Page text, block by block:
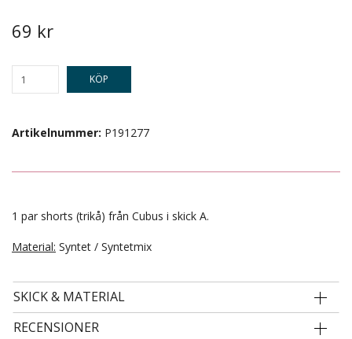
69 kr
KÖP
Artikelnummer: P191277
1 par shorts (trikå) från Cubus i skick A.
Material: Syntet / Syntetmix
SKICK & MATERIAL
RECENSIONER